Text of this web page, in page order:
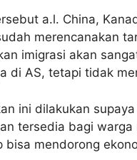
a.l. China,
merencanakan
imigrasi akan
di AS, tetapi tidak
ini dilakukan
tersedia bagi
bisa mendorong